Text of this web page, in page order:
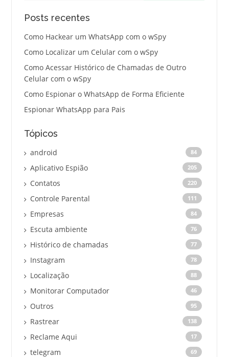
Posts recentes
Como Hackear um WhatsApp com o wSpy
Como Localizar um Celular com o wSpy
Como Acessar Histórico de Chamadas de Outro
Celular com o wSpy
Como Espionar o WhatsApp de Forma Eficiente
Espionar WhatsApp para Pais
Tópicos
android 84
Aplicativo Espião 205
Contatos 220
Controle Parental 111
Empresas 84
Escuta ambiente 76
Histórico de chamadas 77
Instagram 78
Localização 88
Monitorar Computador 46
Outros 95
Rastrear 138
Reclame Aqui 17
telegram 69